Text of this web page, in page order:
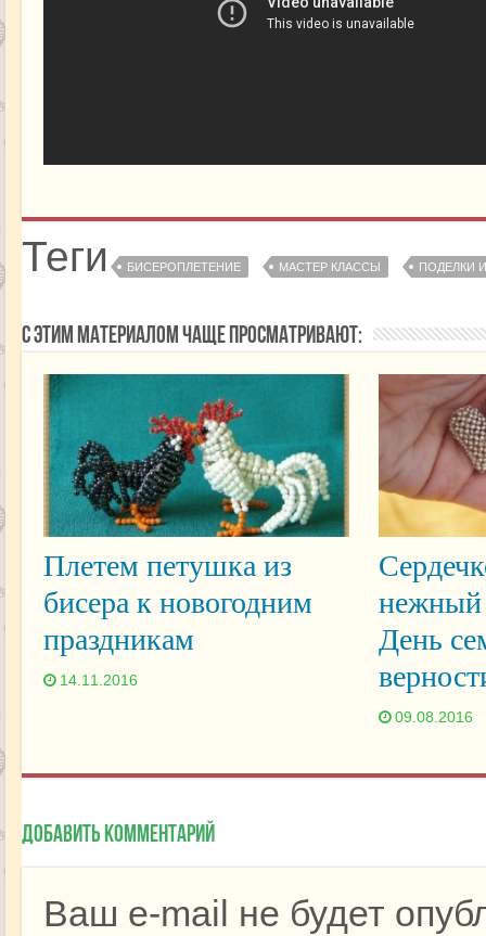
Теги БИСЕРОПЛЕТЕНИЕ МАСТЕР КЛАССЫ ПОДЕЛКИ
С этим материалом чаще просматривают:
Плетем петушка из
бисера к новогодним
праздникам
14.11.2016
нежный
День
09.08.2016
Добавить комментарий
Ваш e-mail не будет